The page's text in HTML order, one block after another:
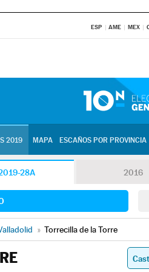
ESP AME MEX
2019 MAPA ESCAÑOS POR PROVINCIA
28A 2016
» Torrecilla de la Torre